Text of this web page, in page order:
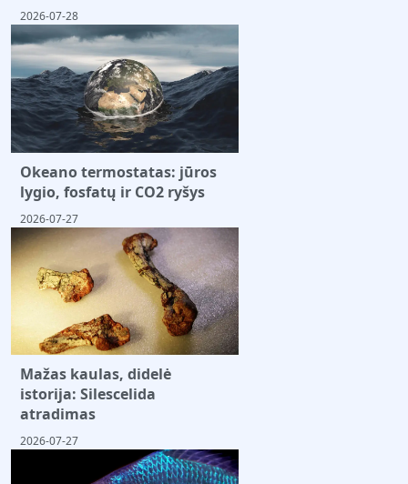
2026-07-28
Okeano termostatas: jūros
lygio, fosfatų ir CO2 ryšys
2026-07-27
Mažas kaulas, didelė
istorija: Silescelida
atradimas
2026-07-27